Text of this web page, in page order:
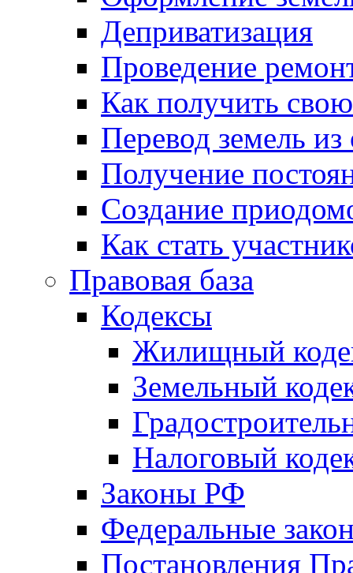
Деприватизация
Проведение
Как получить
Перевод земель
Получение
Создание
Как стать
Правовая база
Кодексы
Жилищный
Земельный
Налоговый
Законы РФ
Федеральные
Постановления